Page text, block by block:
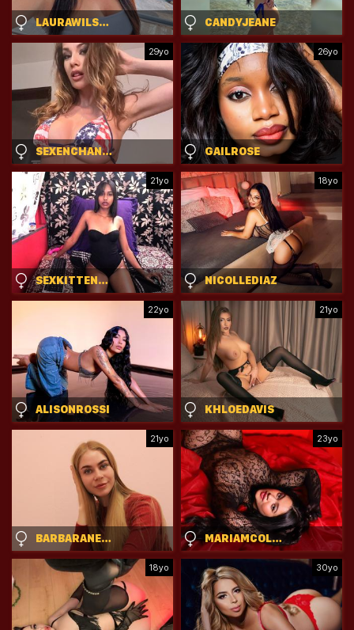
LAURAWILSONHOT CANDYJEANE
29yo
SEXENCHANTRESS
26yo
GAILROSE
21yo
SEXKITTENNEW
18yo
NICOLLEDIAZ
22yo
ALISONROSSI
21yo
KHLOEDAVIS
21yo
BARBARANEVILL
23yo
MARIAMCOLLINS
18yo 30yo